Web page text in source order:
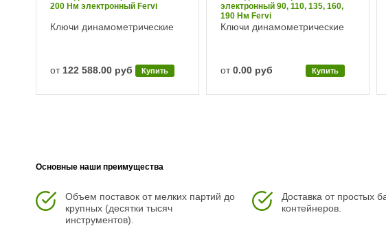
200 Нм электронный Fervi
Ключи динамометрические
от 122 588.00 руб Купить
электронный 90, 110, 135, 160,
190 Нм Fervi
Ключи динамометрические
от0.00 руб Купить
Основные наши преимущества
Объем поставок от мелких партий до
крупных (десятки тысяч
инструментов).
Доставка от простых
контейнеров.